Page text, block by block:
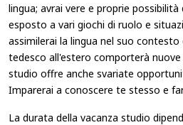
lingua; avrai vere e proprie
esposto a vari giochi di ruolo e
assimilerai la lingua nel suo contesto
tedesco all'estero comporterà nuove
studio offre anche svariate
Imparerai a conoscere te stesso e
La durata della vacanza studio